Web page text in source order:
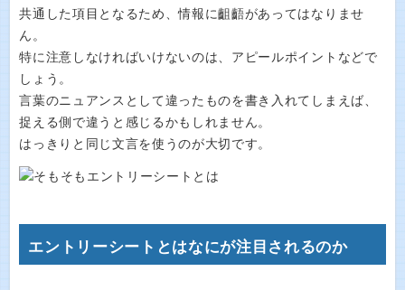
共通した項目となるため、情報に齟齬があってはなりませ
ん。
特に注意しなければいけないのは、アピールポイントなどで
しょう。
言葉のニュアンスとして違ったものを書き入れてしまえば、
捉える側で違うと感じるかもしれません。
はっきりと同じ文言を使うのが大切です。
エントリーシートとはなにが注目されるのか